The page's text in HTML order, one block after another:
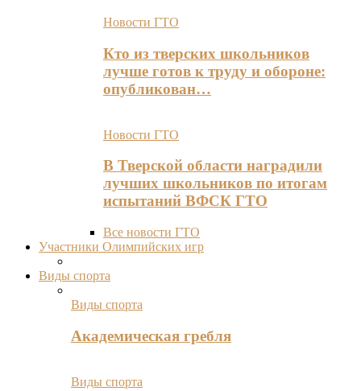
Новости ГТО
Кто из тверских школьников
лучше готов к труду и обороне:
опубликован…
Новости ГТО
В Тверской области наградили
лучших школьников по итогам
испытаний ВФСК ГТО
Все новости ГТО
Участники Олимпийских игр
Виды спорта
Виды спорта
Академическая гребля
Виды спорта